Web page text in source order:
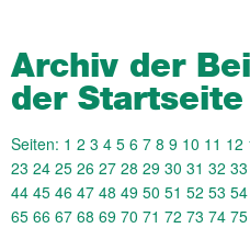
Archiv der
der Startseite
Seiten: 1 2 3 4 5 6 7 8 9 10 11 12
23 24 25 26 27 28 29 30 31 32 33
44 45 46 47 48 49 50 51 52 53 54
65 66 67 68 69 70 71 72 73 74 75